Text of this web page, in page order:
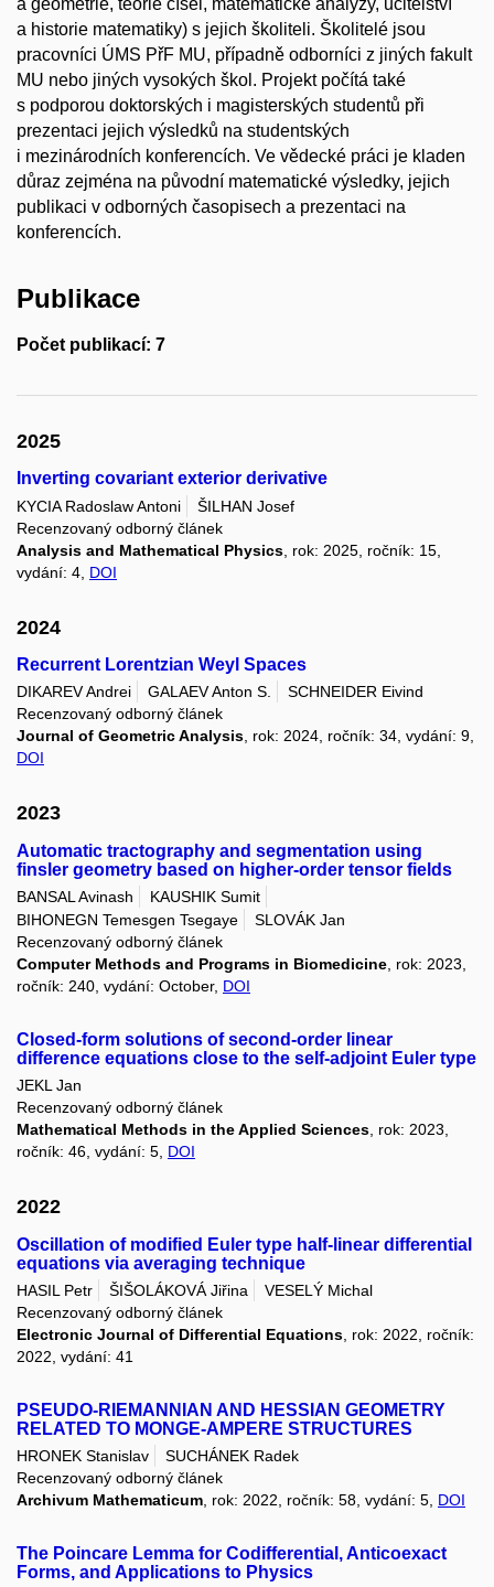
a geometrie, teorie čísel, matematické analýzy, učitelství
a historie matematiky) s jejich školiteli. Školitelé jsou
pracovníci ÚMS PřF MU, případně odborníci z jiných fakult
MU nebo jiných vysokých škol. Projekt počítá také
s podporou doktorských i magisterských studentů při
prezentaci jejich výsledků na studentských
i mezinárodních konferencích. Ve vědecké práci je kladen
důraz zejména na původní matematické výsledky, jejich
publikaci v odborných časopisech a prezentaci na
konferencích.
Publikace
Počet publikací: 7
2025
Inverting covariant exterior derivative
KYCIA Radoslaw Antoni
ŠILHAN Josef
Recenzovaný odborný článek
Analysis and Mathematical Physics , rok: 2025, ročník: 15,
vydání: 4, DOI
2024
Recurrent Lorentzian Weyl Spaces
DIKAREV Andrei GALAEV Anton S.
SCHNEIDER Eivind
Recenzovaný odborný článek
Journal of Geometric Analysis , rok: 2024, ročník: 34, vydání: 9,
DOI
2023
Automatic tractography and segmentation using
finsler geometry based on higher-order tensor fields
BANSAL Avinash
KAUSHIK Sumit
BIHONEGN Temesgen Tsegaye
SLOVÁK Jan
Recenzovaný odborný článek
Computer Methods and Programs in Biomedicine , rok: 2023,
ročník: 240, vydání: October, DOI
Closed-form solutions of second-order linear
difference equations close to the self-adjoint Euler type
JEKL Jan
Recenzovaný odborný článek
Mathematical Methods in the Applied Sciences, rok: 2023,
ročník: 46, vydání: 5, DOI
2022
Oscillation of modified Euler type half-linear differential
equations via averaging technique
HASIL Petr ŠIŠOLÁKOVÁ Jiřina
VESELÝ Michal
Recenzovaný odborný článek
Electronic Journal of Differential Equations , rok: 2022, ročník:
2022, vydání: 41
PSEUDO-RIEMANNIAN AND HESSIAN GEOMETRY
RELATED TO MONGE-AMPERE STRUCTURES
HRONEK Stanislav
SUCHÁNEK Radek
Recenzovaný odborný článek
Archivum Mathematicum, rok: 2022, ročník: 58, vydání: 5, DOI
The Poincare Lemma for Codifferential, Anticoexact
Forms, and Applications to Physics